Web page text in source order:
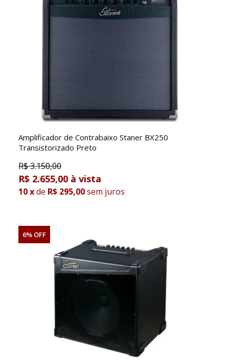
Amplificador de Contrabaixo Staner BX250
Transistorizado Preto
R$3.150,00
R$ 2.655,00
10xde R$ 295,00sem juros
6% OFF